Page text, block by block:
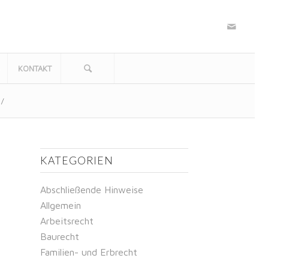
KONTAKT
/
KATEGORIEN
Abschließende Hinweise
Allgemein
Arbeitsrecht
Baurecht
Familien- und Erbrecht